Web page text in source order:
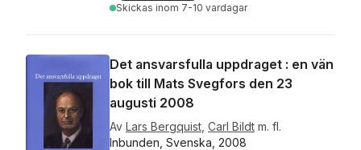
Skickas inom 7-10 vardagar
Det ansvarsfulla uppdraget : en vän
bok till Mats Svegfors den 23
augusti 2008
Av Lars Bergquist Carl Bildt m. fl.
Inbunden, Svenska, 2008